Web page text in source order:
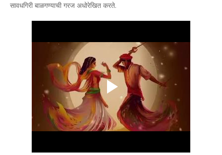
सावधगिरी बाळगण्याची गरज अधोरेखित करते.